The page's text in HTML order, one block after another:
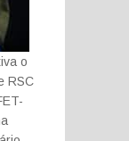
o
RSC